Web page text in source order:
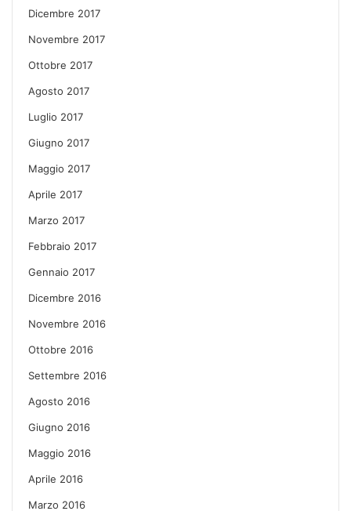
Dicembre 2017
Novembre 2017
Ottobre 2017
Agosto 2017
Luglio 2017
Giugno 2017
Maggio 2017
Aprile 2017
Marzo 2017
Febbraio 2017
Gennaio 2017
Dicembre 2016
Novembre 2016
Ottobre 2016
Settembre 2016
Agosto 2016
Giugno 2016
Maggio 2016
Aprile 2016
Marzo 2016